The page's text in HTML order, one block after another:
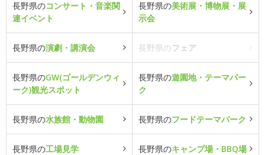
長野県のコンサート・音楽関
連イベント
長野県の美術展・博物展・展
示会
長野県の演劇・講演会 長野県のフェア
長野県のGW(ゴールデンウィ
ーク)観光スポット
長野県の遊園地・テーマパー
ク
長野県の水族館・動物園 長野県のフードテーマパーク
長野県の工場見学 長野県のキャンプ場・BBQ場